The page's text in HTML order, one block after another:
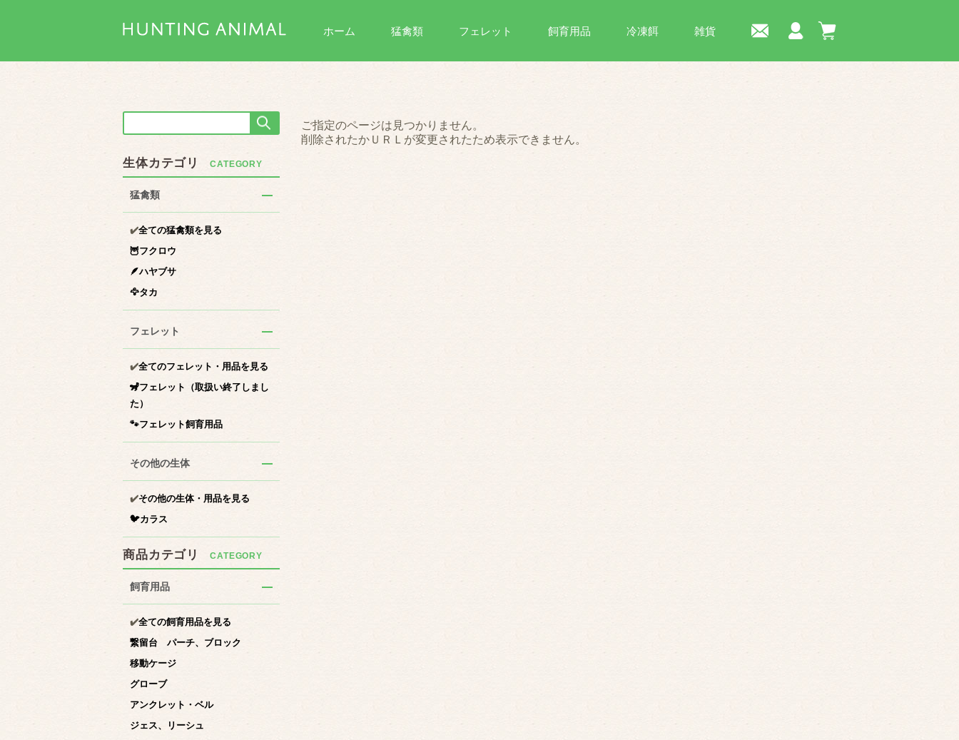
ホーム 猛禽類 フェレット 飼育用品 冷凍餌 雑貨
ご指定のページは見つかりません。
削除されたかＵＲＬが変更されたため表示できません。
生体カテゴリ
猛禽類
✔️全ての猛禽類を見る
🦉フクロウ
🪶ハヤブサ
🦅タカ
フェレット
✔️全てのフェレット・用品を見る
🦨フェレット（取扱い終了しまし
た）
🐾フェレット飼育用品
その他の生体
✔️その他の生体・用品を見る
‍🐦カラス
商品カテゴリ
飼育用品
✔️全ての飼育用品を見る
繋留台 パーチ、ブロック
移動ケージ
グローブ
アンクレット・ベル
ジェス、リーシュ